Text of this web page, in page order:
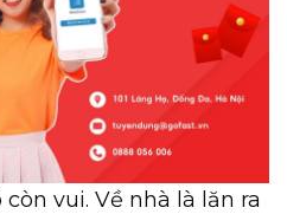
vui. Về nhà là lăn ra